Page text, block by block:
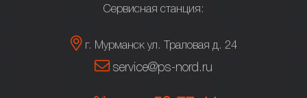
Сервисная станция:
г. Мурманск ул. Траловая д. 24
service@ps-nord.ru